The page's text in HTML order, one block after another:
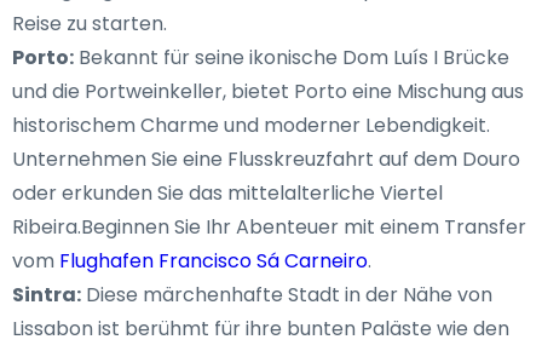
Reise zu starten.
Porto: Bekannt für seine ikonische Dom Luís I Brücke
und die Portweinkeller, bietet Porto eine Mischung aus
historischem Charme und moderner Lebendigkeit.
Unternehmen Sie eine Flusskreuzfahrt auf dem Douro
oder erkunden Sie das mittelalterliche Viertel
Ribeira.Beginnen Sie Ihr Abenteuer mit einem Transfer
vom Flughafen Francisco Sá Carneiro.
Sintra: Diese märchenhafte Stadt in der Nähe von
Lissabon ist berühmt für ihre bunten Paläste wie den